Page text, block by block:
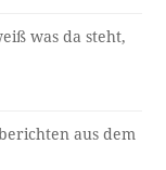
was da steht,
aus dem